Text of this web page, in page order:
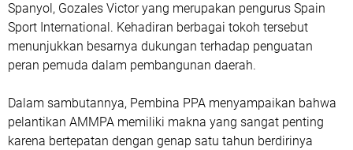
Spanyol, Gozales Victor yang merupakan pengurus Spain
Sport International. Kehadiran berbagai tokoh tersebut
menunjukkan besarnya dukungan terhadap penguatan
peran pemuda dalam pembangunan daerah.
Dalam sambutannya, Pembina PPA menyampaikan bahwa
pelantikan AMMPA memiliki makna yang sangat penting
karena bertepatan dengan genap satu tahun berdirinya